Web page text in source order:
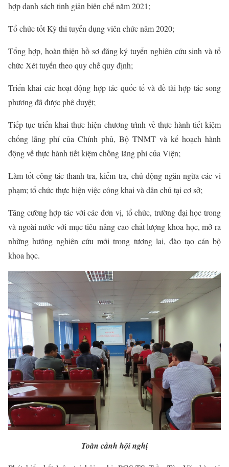
hợp danh sách tinh giản biên chế năm 2021;
Tổ chức tốt Kỳ thi tuyển dụng viên chức năm 2020;
Tổng hợp, hoàn thiện hồ sơ đăng ký tuyển nghiên cứu sinh và tổ
chức Xét tuyển theo quy chế quy định;
Triển khai các hoạt động hợp tác quốc tế và đề tài hợp tác song
phương đã được phê duyệt;
Tiếp tục triển khai thực hiện chương trình về thực hành tiết kiệm
chống lãng phí của Chính phủ, Bộ TNMT và kế hoạch hành
động về thực hành tiết kiệm chống lãng phí của Viện;
Làm tốt công tác thanh tra, kiểm tra, chủ động ngăn ngừa các vi
phạm; tổ chức thực hiện việc công khai và dân chủ tại cơ sở;
Tăng cường hợp tác với các đơn vị, tổ chức, trường đại học trong
và ngoài nước với mục tiêu nâng cao chất lượng khoa học, mở ra
những hướng nghiên cứu mới trong tương lai, đào tạo cán bộ
khoa học.
Toàn cảnh hội nghị